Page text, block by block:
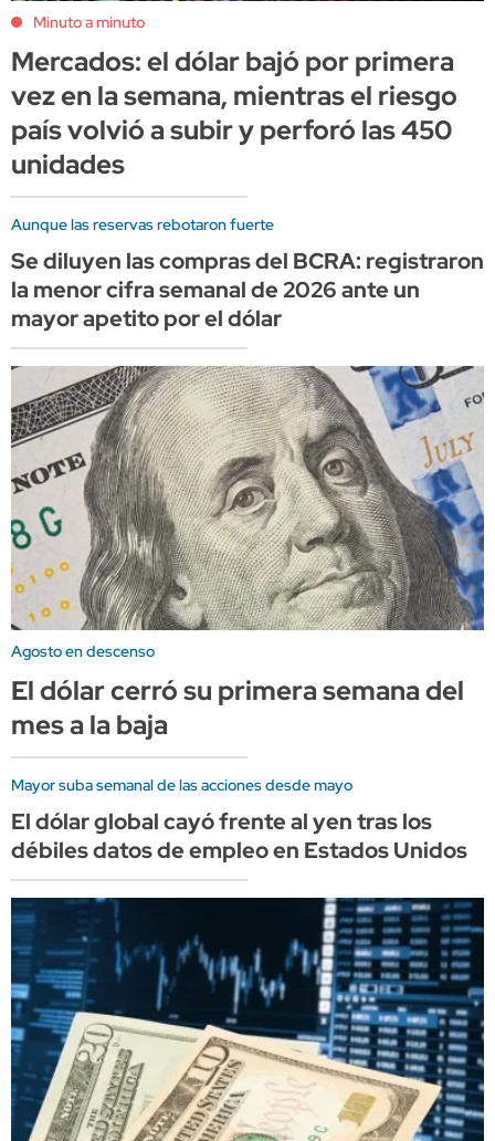
Minuto a minuto
Mercados: el dólar bajó por primera
vez en la semana, mientras el riesgo
país volvió a subir y perforó las 450
unidades
Aunque las reservas rebotaron fuerte
Se diluyen las compras del BCRA: registraron
la menor cifra semanal de 2026 ante un
mayor apetito por el dólar
Agosto en descenso
El dólar cerró su primera semana del
mes a la baja
Mayor suba semanal de las acciones desde mayo
El dólar global cayó frente al yen tras los
débiles datos de empleo en Estados Unidos